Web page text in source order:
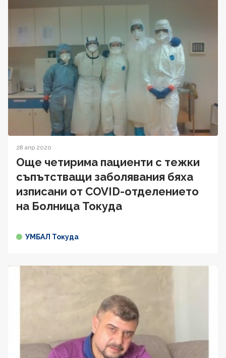
28 апр 2020
Още четирима пациенти с тежки
съпътстващи заболявания бяха
изписани от COVID-отделението
на Болница Токуда
УМБАЛ Токуда